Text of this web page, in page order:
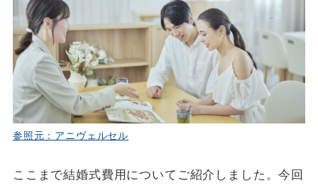
参照元：アニヴェルセル
ここまで結婚式費用についてご紹介しました。今回